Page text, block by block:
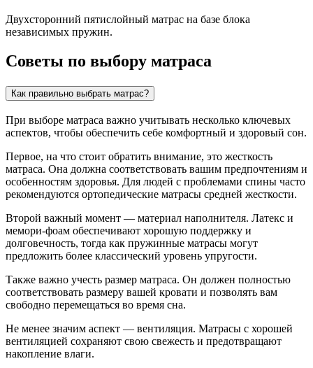
Двухсторонний пятислойный матрас на базе блока
независимых пружин.
Советы по выбору матраса
Как правильно выбрать матрас?
При выборе матраса важно учитывать несколько ключевых
аспектов, чтобы обеспечить себе комфортный и здоровый сон.
Первое, на что стоит обратить внимание, это жесткость
матраса. Она должна соответствовать вашим предпочтениям и
особенностям здоровья. Для людей с проблемами спины часто
рекомендуются ортопедические матрасы средней жесткости.
Второй важный момент — материал наполнителя. Латекс и
мемори-фоам обеспечивают хорошую поддержку и
долговечность, тогда как пружинные матрасы могут
предложить более классический уровень упругости.
Также важно учесть размер матраса. Он должен полностью
соответствовать размеру вашей кровати и позволять вам
свободно перемещаться во время сна.
Не менее значим аспект — вентиляция. Матрасы с хорошей
вентиляцией сохраняют свою свежесть и предотвращают
накопление влаги.